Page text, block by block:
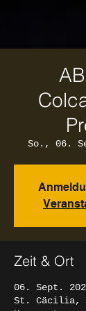
So., 06.
Zeit & Ort
06. Sept.
St. Cäcilia,